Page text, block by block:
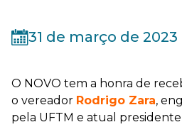
31 de março de 2023
O NOVO tem a honra de
o vereador Rodrigo Zara,
pela UFTM e atual presidente